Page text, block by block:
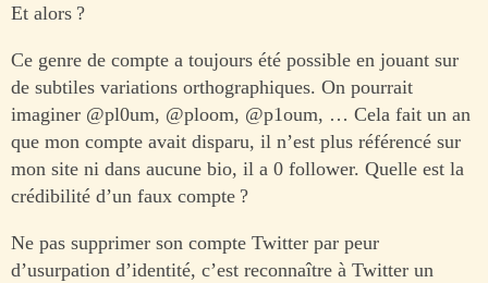
Et alors ?
Ce genre de compte a toujours été possible en jouant sur
de subtiles variations orthographiques. On pourrait
imaginer @pl0um, @ploom, @p1oum, … Cela fait un an
que mon compte avait disparu, il n’est plus référencé sur
mon site ni dans aucune bio, il a 0 follower. Quelle est la
crédibilité d’un faux compte ?
Ne pas supprimer son compte Twitter par peur
d’usurpation d’identité, c’est reconnaître à Twitter un